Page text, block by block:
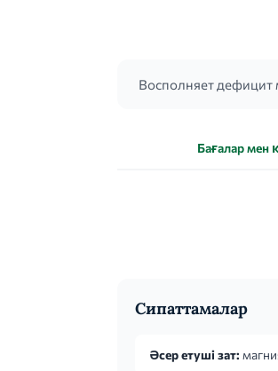
Восполняет дефицит
Бағалар мен
Сипаттамалар
Әсер етуші зат: